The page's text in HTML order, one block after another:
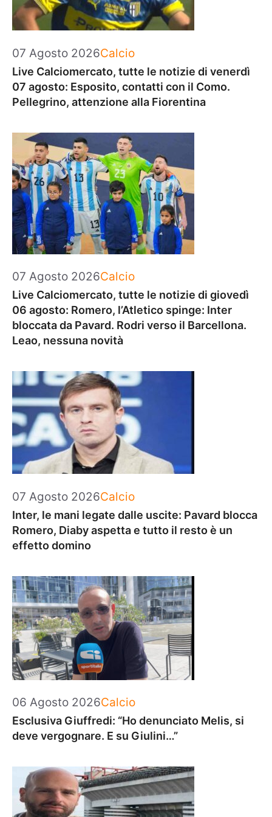
07 Agosto 2026Categorie
Calcio
Live Calciomercato, tutte le notizie di venerdì
07 agosto: Esposito, contatti con il Como.
Pellegrino, attenzione alla Fiorentina
07 Agosto 2026Categorie
Calcio
Live Calciomercato, tutte le notizie di giovedì
06 agosto: Romero, l’Atletico spinge: Inter
bloccata da Pavard. Rodri verso il Barcellona.
Leao, nessuna novità
07 Agosto 2026Categorie
Calcio
Inter, le mani legate dalle uscite: Pavard blocca
Romero, Diaby aspetta e tutto il resto è un
effetto domino
06 Agosto 2026Categorie
Calcio
Esclusiva Giuffredi: “Ho denunciato Melis, si
deve vergognare. E su Giulini…”